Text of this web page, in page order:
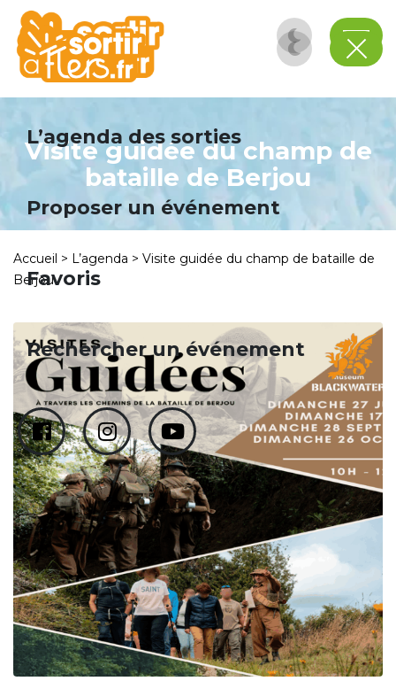
L’agenda des sorties
Proposer un événement
Favoris
Rechercher un événement
Visite guidée du champ de
bataille de Berjou
Accueil > L’agenda > Visite guidée du champ de bataille de
Berjou
Panneau de gestion des cookies